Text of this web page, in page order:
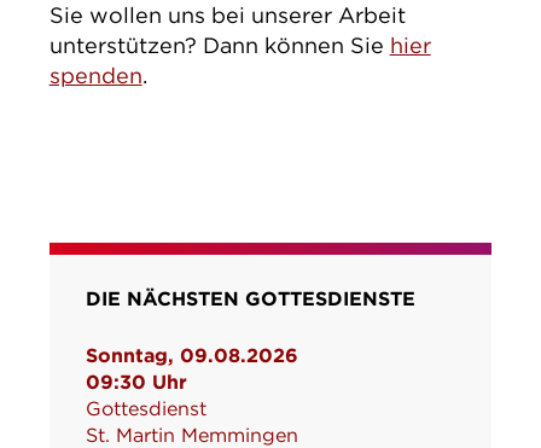
Sie wollen uns bei unserer Arbeit
unterstützen? Dann können Sie hier
spenden.
DIE NÄCHSTEN GOTTESDIENSTE
Sonntag, 09.08.2026
09:30 Uhr
Gottesdienst
St. Martin Memmingen